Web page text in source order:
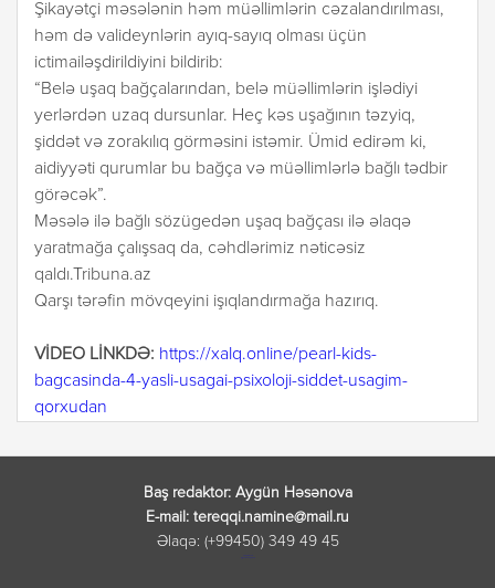
Şikayətçi məsələnin həm müəllimlərin cəzalandırılması,
həm də valideynlərin ayıq-sayıq olması üçün
ictimailəşdirildiyini bildirib:
“Belə uşaq bağçalarından, belə müəllimlərin işlədiyi
yerlərdən uzaq dursunlar. Heç kəs uşağının təzyiq,
şiddət və zorakılıq görməsini istəmir. Ümid edirəm ki,
aidiyyəti qurumlar bu bağça və müəllimlərlə bağlı tədbir
görəcək”.
Məsələ ilə bağlı sözügedən uşaq bağçası ilə əlaqə
yaratmağa çalışsaq da, cəhdlərimiz nəticəsiz
qaldı.Tribuna.az
Qarşı tərəfin mövqeyini işıqlandırmağa hazırıq.
VİDEO LİNKDƏ: https://xalq.online/pearl-kids-
bagcasinda-4-yasli-usagai-psixoloji-siddet-usagim-
qorxudan
Baş redaktor: Aygün Həsənova
E-mail: tereqqi.namine@mail.ru
Əlaqə: (+99450) 349 49 45